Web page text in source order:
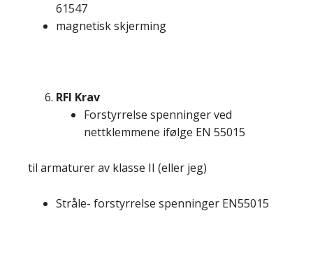
61547
magnetisk skjerming
RFI Krav
Forstyrrelse spenninger ved
nettklemmene ifølge EN 55015
til armaturer av klasse II (eller jeg)
Stråle- forstyrrelse spenninger EN55015